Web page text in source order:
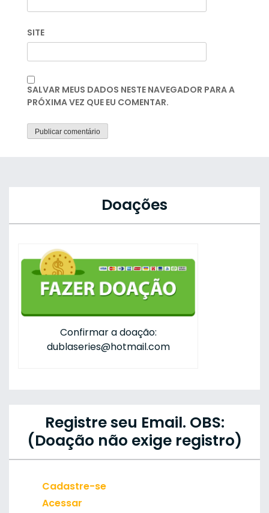
SITE
SALVAR MEUS DADOS NESTE NAVEGADOR PARA A
PRÓXIMA VEZ QUE EU COMENTAR.
Doações
Confirmar a doação:
dublaseries@hotmail.com
Registre seu Email. OBS:
(Doação não exige registro)
Cadastre-se
Acessar